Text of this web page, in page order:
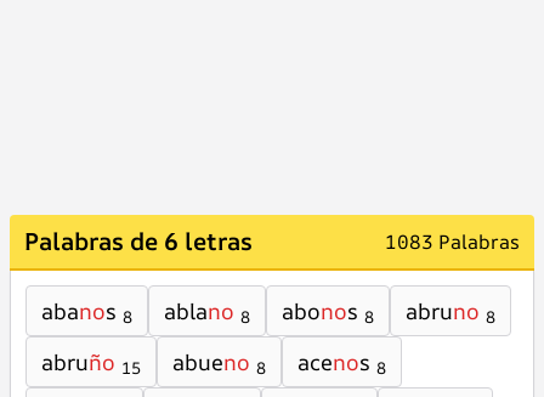
Palabras de 6 letras 1083 Palabras
abanos 8 ablano 8 abonos 8 abruno 8
abruño 15 abueno 8 acenos 8